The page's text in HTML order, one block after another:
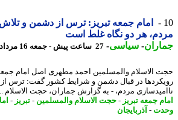
امام جمعه تبریز: ترس از دشمن و تلاش
هر دو نگاه غلط است
- سیاسی-27 ساعت پیش - جمعه 16 مرداد 1405، 17:55
الاسلام والمسلمین احمد مطهری اصل امام جمعه
در قبال دشمن و شرایط کشور گفت: ترس از
مردم، - به گزارش جماران، حجت الاسلام ...
جمعه تبریز- حجت الاسلام والمسلمین-تبریز- امام
-آذربایجان